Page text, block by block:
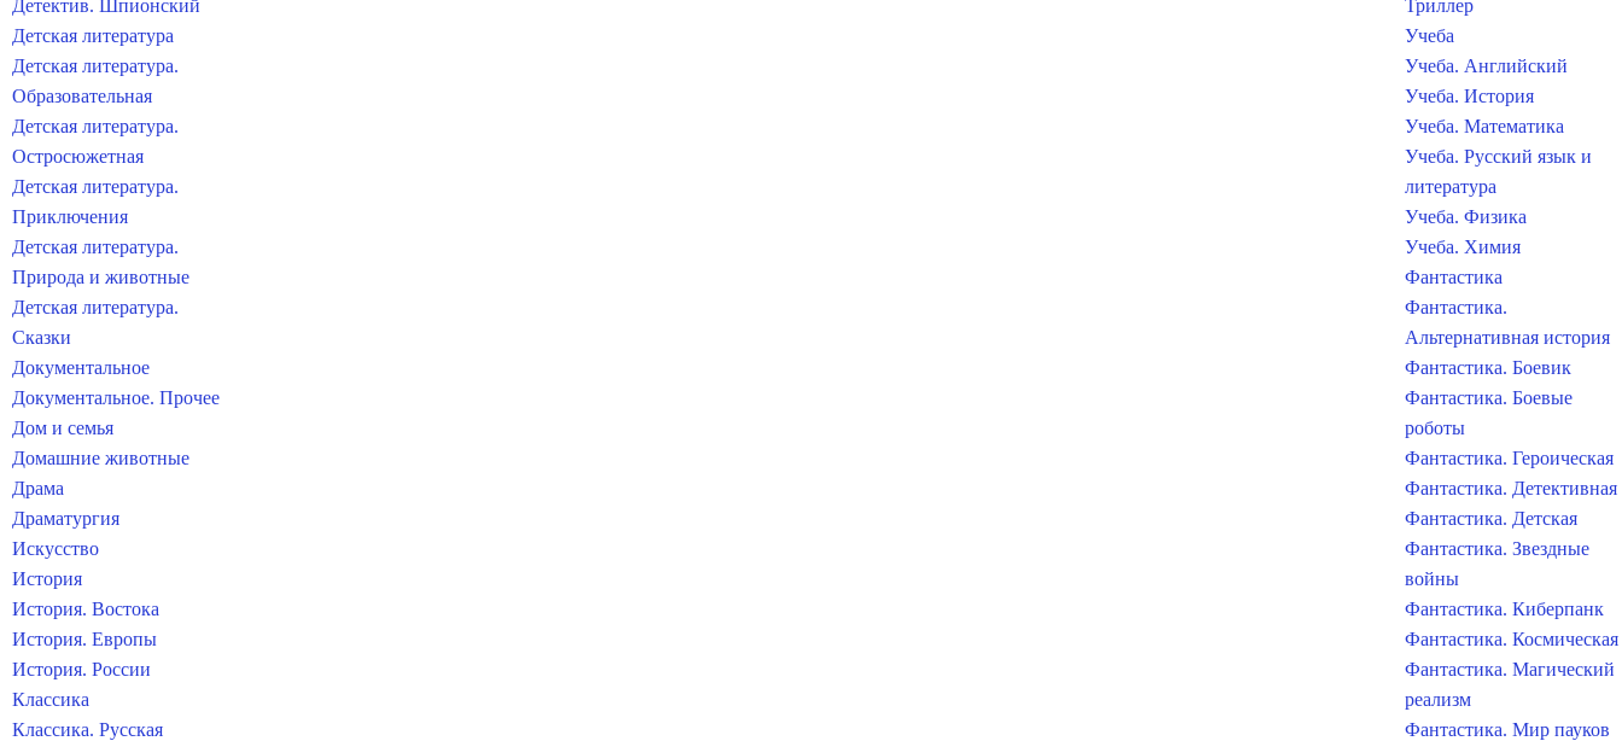
Детектив. Шпионский
Детская литература
Детская литература.
Образовательная
Детская литература.
Остросюжетная
Детская литература.
Приключения
Детская литература.
Природа и животные
Детская литература.
Сказки
Документальное
Документальное. Прочее
Дом и семья
Домашние животные
Драма
Драматургия
Искусство
История
История. Востока
История. Европы
История. России
Классика
Классика. Русская
Триллер
Учеба
Учеба. Английский
Учеба. История
Учеба. Математика
Учеба. Русский язык и
литература
Учеба. Физика
Учеба. Химия
Фантастика
Фантастика.
Альтернативная история
Фантастика. Боевик
Фантастика. Боевые
роботы
Фантастика. Героическая
Фантастика. Детективная
Фантастика. Детская
Фантастика. Звездные
войны
Фантастика. Киберпанк
Фантастика. Космическая
Фантастика. Магический
реализм
Фантастика. Мир пауков